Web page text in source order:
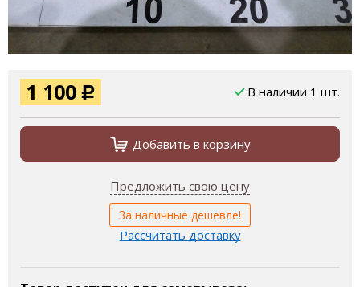
1 100 Р В наличии 1 шт.
Добавить в корзину
Предложить свою цену
За наличные дешевле!
Рассчитать доставку